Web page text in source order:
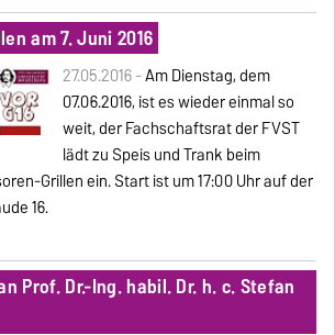
am 7. Juni 2016
27.05.2016 -Am Dienstag, dem
07.06.2016, ist es wieder einmal so
weit, der Fachschaftsrat der FVST
lädt zu Speis und Trank beim
Grillen ein. Start ist um 17:00 Uhr auf der
16.
Prof. Dr.-Ing. habil. Dr. h. c. Stefan